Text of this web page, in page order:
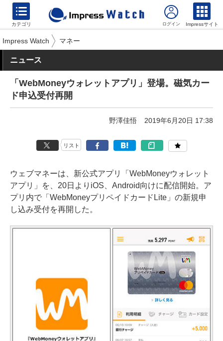
カテゴリ Impressサイト
Impress Watch マネー
ニュース
「WebMoneyウォレットアプリ」登場。磁気カー
ド申込受付再開
野澤佳悟 2019年6月20日 17:38
リスト
ウェブマネーは、新公式アプリ「WebMoneyウォレット
アプリ」を、20日よりiOS、Android向けに配信開始。ア
プリ内で「WebMoneyプリペイドカードLite」の新規申
し込み受付を再開した。